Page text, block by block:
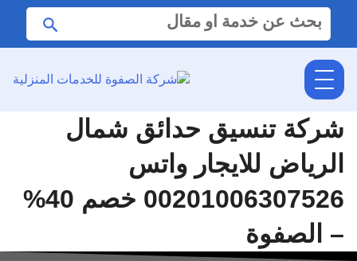
البحث
عن:
شركة تنسيق حدائق شمال
الرياض للايجار واتس
00201006307526 خصم 40%
– الصفوة